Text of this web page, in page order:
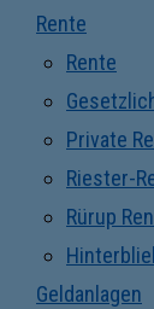
Rente
Rente
Private
Riester-
Rürup
Geldanlagen